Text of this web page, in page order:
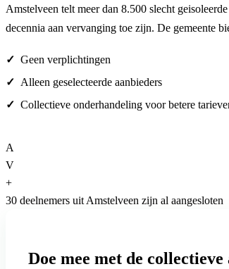
Amstelveen telt meer dan 8.500 slecht
decennia aan vervanging toe zijn. De gemeente
Geen verplichtingen
Alleen geselecteerde aanbieders
Collectieve onderhandeling voor betere
A
V
+
30 deelnemers uit Amstelveen zijn al aangesloten
Doe mee met de